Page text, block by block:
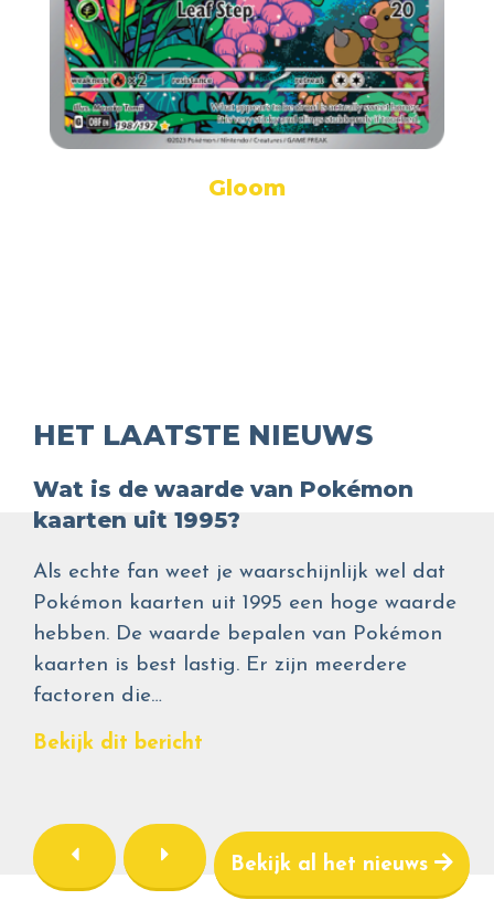
Gloom
HET LAATSTE NIEUWS
Wat is de waarde van Pokémon
kaarten uit 1995?
Als echte fan weet je waarschijnlijk wel dat
Pokémon kaarten uit 1995 een hoge waarde
hebben. De waarde bepalen van Pokémon
kaarten is best lastig. Er zijn meerdere
factoren die…
Bekijk dit bericht
Bekijk al het nieuws